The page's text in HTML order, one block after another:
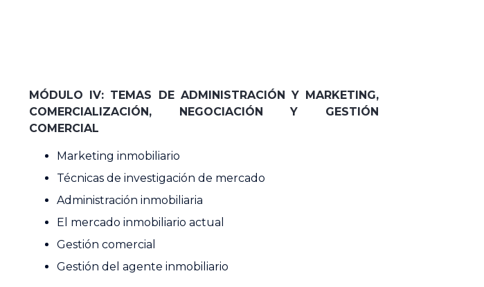
MÓDULO IV: TEMAS DE ADMINISTRACIÓN Y MARKETING,
COMERCIALIZACIÓN, NEGOCIACIÓN Y GESTIÓN
COMERCIAL
Marketing inmobiliario
Técnicas de investigación de mercado
Administración inmobiliaria
El mercado inmobiliario actual
Gestión comercial
Gestión del agente inmobiliario